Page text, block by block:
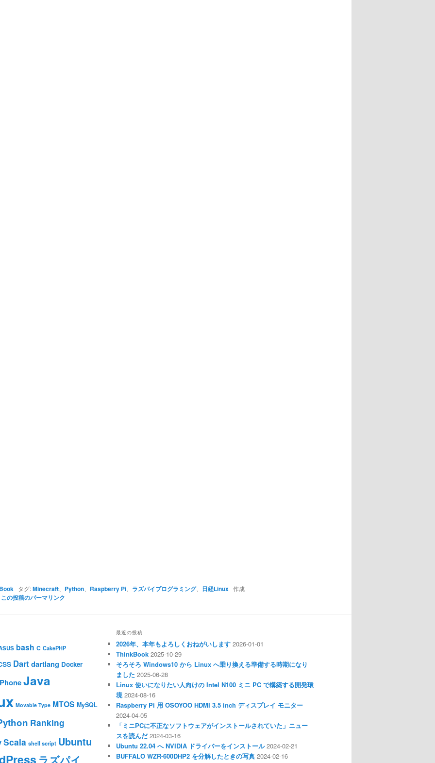
Book タグ:Minecraft、 Python、 Raspberry Pi、 ラズパイプログラミング、 日経Linux作成
この投稿のパーマリンク
bash C CakePHP
Dart dartlang Docker
Java
Movable Type MTOS MySQL
Ranking
Scala shell script Ubuntu
ラズパイ
最近の投稿
2026年、本年もよろしくおねがいします 2026-01-01
ThinkBook 2025-10-29
そろそろ Windows10 から Linux へ乗り換える準備する時期になり
ました 2025-06-28
Linux 使いになりたい人向けの Intel N100 ミニ PC で構築する開発環
境 2024-08-16
Raspberry Pi 用 OSOYOO HDMI 3.5 inch ディスプレイ モニター
2024-04-05
「ミニPCに不正なソフトウェアがインストールされていた」ニュー
スを読んだ 2024-03-16
Ubuntu 22.04 へ NVIDIA ドライバーをインストール 2024-02-21
BUFFALO WZR-600DHP2 を分解したときの写真 2024-02-16